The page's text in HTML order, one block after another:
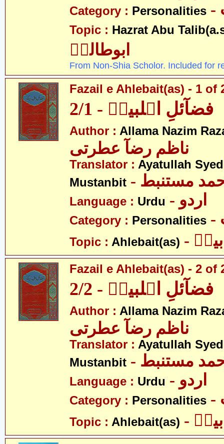
Category : Personalities
Topic : Hazrat Abu
ابوطالبؑ
From Non-Shia Scholor. Included for
Fazail e Ahlebait(as) - 1 of
فضآئلِ اہلبیتؑ - 2/1
Author : Allama Nazim
ناظم رضآ عطرتی
Translator : Ayatullah
Mustanbit
مستنبط
Language : Urdu - اردو
Category : Personalities
Topic : Ahlebait(as) بیتؑ
Fazail e Ahlebait(as) - 2 of
فضآئلِ اہلبیتؑ - 2/2
Author : Allama Nazim
ناظم رضآ عطرتی
Translator : Ayatullah
Mustanbit
مستنبط
Language : Urdu - اردو
Category : Personalities
Topic : Ahlebait(as) بیتؑ